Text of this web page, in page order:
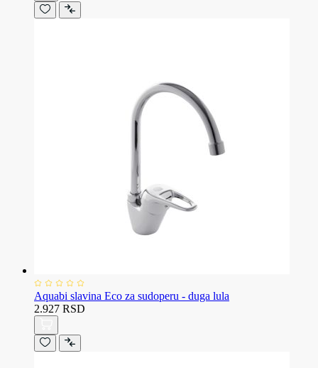
Aquabi slavina Eco za sudoperu - duga lula
2.927 RSD